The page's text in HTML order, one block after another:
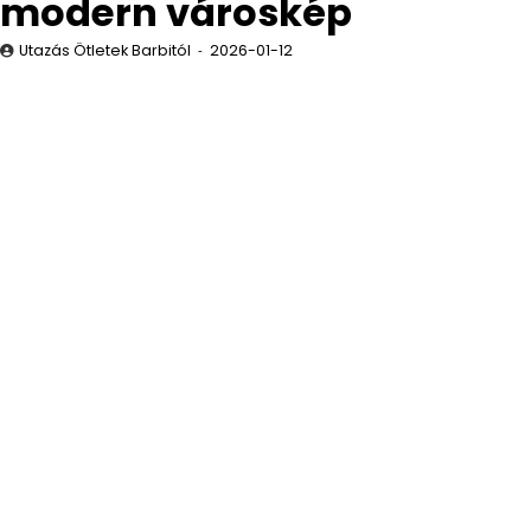
modern városkép
Utazás Ötletek Barbitól 2026-01-12